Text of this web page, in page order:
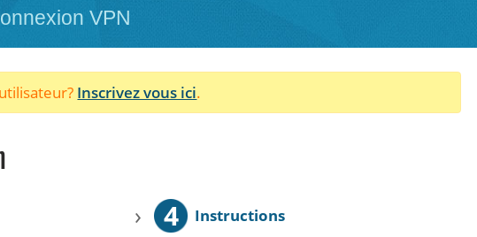
VPN
Inscrivez vous ici.
› 4 Instructions